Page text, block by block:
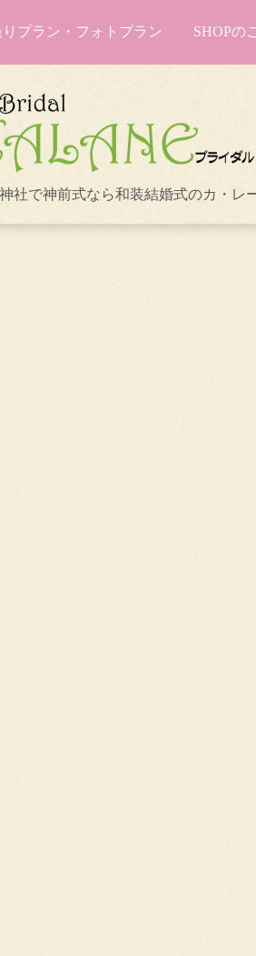
プラン・フォトプラン SHOPの
神社で神前式なら和装結婚式のカ・レ